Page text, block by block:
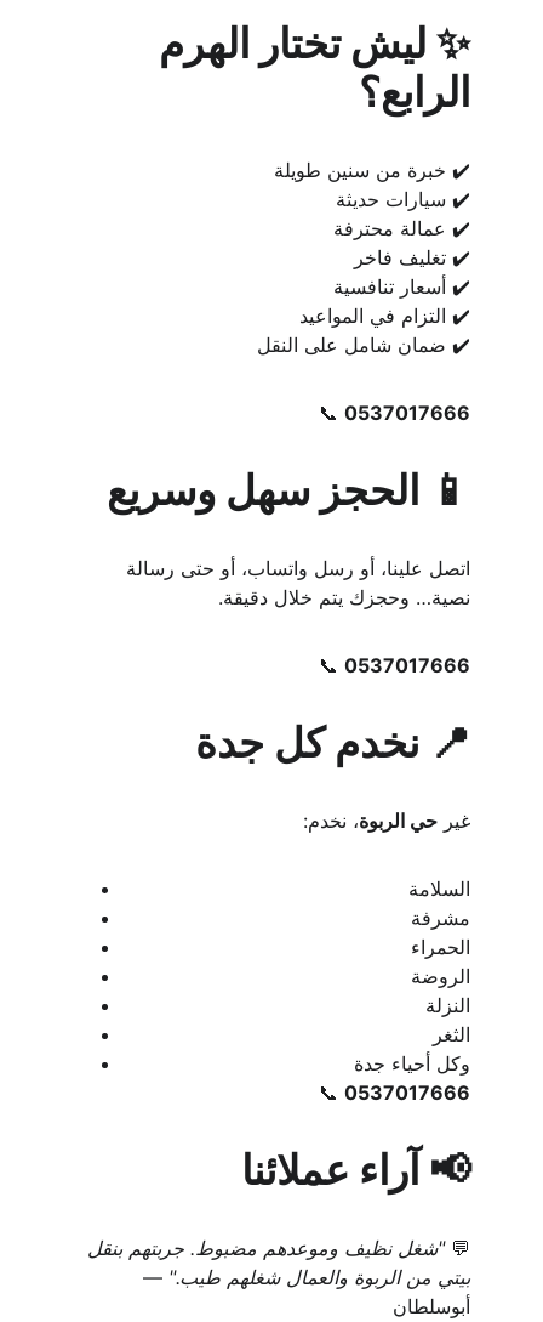
✨ ليش تختار الهرم
الرابع؟
✔️ خبرة من سنين طويلة
✔️ سيارات حديثة
✔️ عمالة محترفة
✔️ تغليف فاخر
✔️ أسعار تنافسية
✔️ التزام في المواعيد
✔️ ضمان شامل على النقل
📞 0537017666
📱 الحجز سهل وسريع
اتصل علينا، أو رسل واتساب، أو حتى رسالة
نصية… وحجزك يتم خلال دقيقة.
📞 0537017666
📍 نخدم كل جدة
غير حي الربوة، نخدم:
السلامة
مشرفة
الحمراء
الروضة
النزلة
الثغر
وكل أحياء جدة
📞 0537017666
📢 آراء عملائنا
💬 "شغل نظيف وموعدهم مضبوط. جربتهم بنقل
بيتي من الربوة والعمال شغلهم طيب." —
أبوسلطان